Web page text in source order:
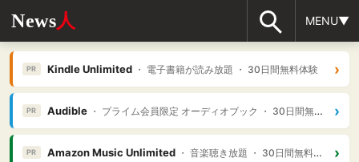
News人 MENU▼
PR Kindle Unlimited・ 電子書籍が読み放題 ・ 30日間無料体験 ›
PR Audible・ プライム会員限定 オーディオブック ・ 30日間無料体験 ›
PR Amazon Music Unlimited・ 音楽聴き放題 ・ 30日間無料体験 ›